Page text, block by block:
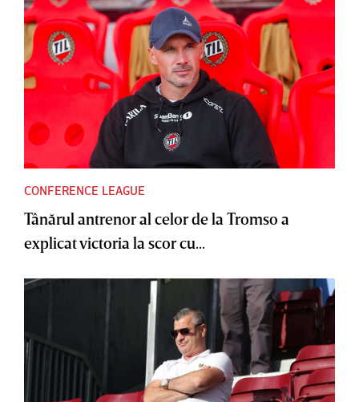
CONFERENCE LEAGUE
Tânărul antrenor al celor de la Tromso a
explicat victoria la scor cu...